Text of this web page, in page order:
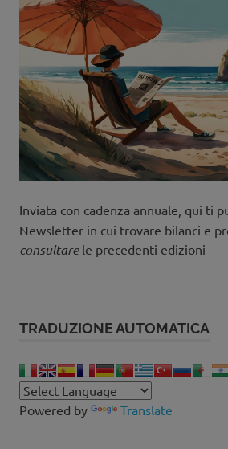
Inviata con cadenza annuale, qui ti
Newsletter in cui trovare bilanci e
consultarele precedenti edizioni
TRADUZIONE AUTOMATICA
Powered by Translate